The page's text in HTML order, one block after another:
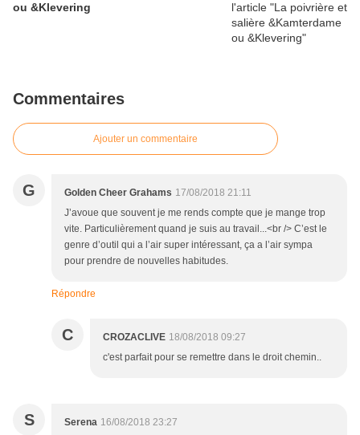
ou &Klevering
Commentaires
Ajouter un commentaire
G Golden Cheer Grahams 17/08/2018 21:11
J’avoue que souvent je me rends compte que je mange trop
vite. Particulièrement quand je suis au travail...<br /> C’est le
genre d’outil qui a l’air super intéressant, ça a l’air sympa
pour prendre de nouvelles habitudes.
Répondre
C CROZACLIVE 18/08/2018 09:27
c'est parfait pour se remettre dans le droit chemin..
S Serena 16/08/2018 23:27